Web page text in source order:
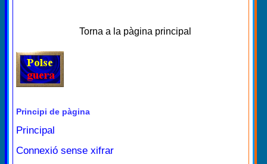
Torna a la pàgina principal
Principi de pàgina
Principal
Connexió sense xifrar